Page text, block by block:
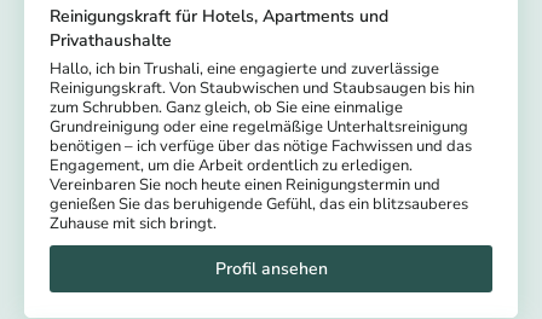
Reinigungskraft für Hotels, Apartments und
Privathaushalte
Hallo, ich bin Trushali, eine engagierte und zuverlässige
Reinigungskraft. Von Staubwischen und Staubsaugen bis hin
zum Schrubben. Ganz gleich, ob Sie eine einmalige
Grundreinigung oder eine regelmäßige Unterhaltsreinigung
benötigen – ich verfüge über das nötige Fachwissen und das
Engagement, um die Arbeit ordentlich zu erledigen.
Vereinbaren Sie noch heute einen Reinigungstermin und
genießen Sie das beruhigende Gefühl, das ein blitzsauberes
Zuhause mit sich bringt.